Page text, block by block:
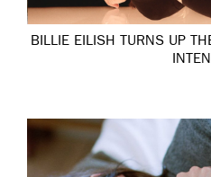
BILLIE EILISH TURNS UP